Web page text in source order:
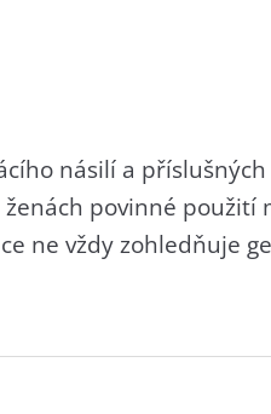
násilí a
povinné použití
ne vždy zohledňuje